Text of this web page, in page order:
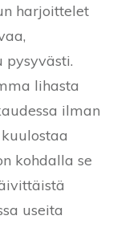
harjoittelet
pysyvästi.
lihasta
ilman
kohdalla se
useita